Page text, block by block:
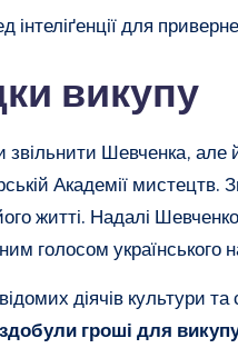
інтеліґенції для
викупу
звільнити Шевченка,
Академії мистецтв.
житті. Надалі
голосом українського
діячів культури
гроші для